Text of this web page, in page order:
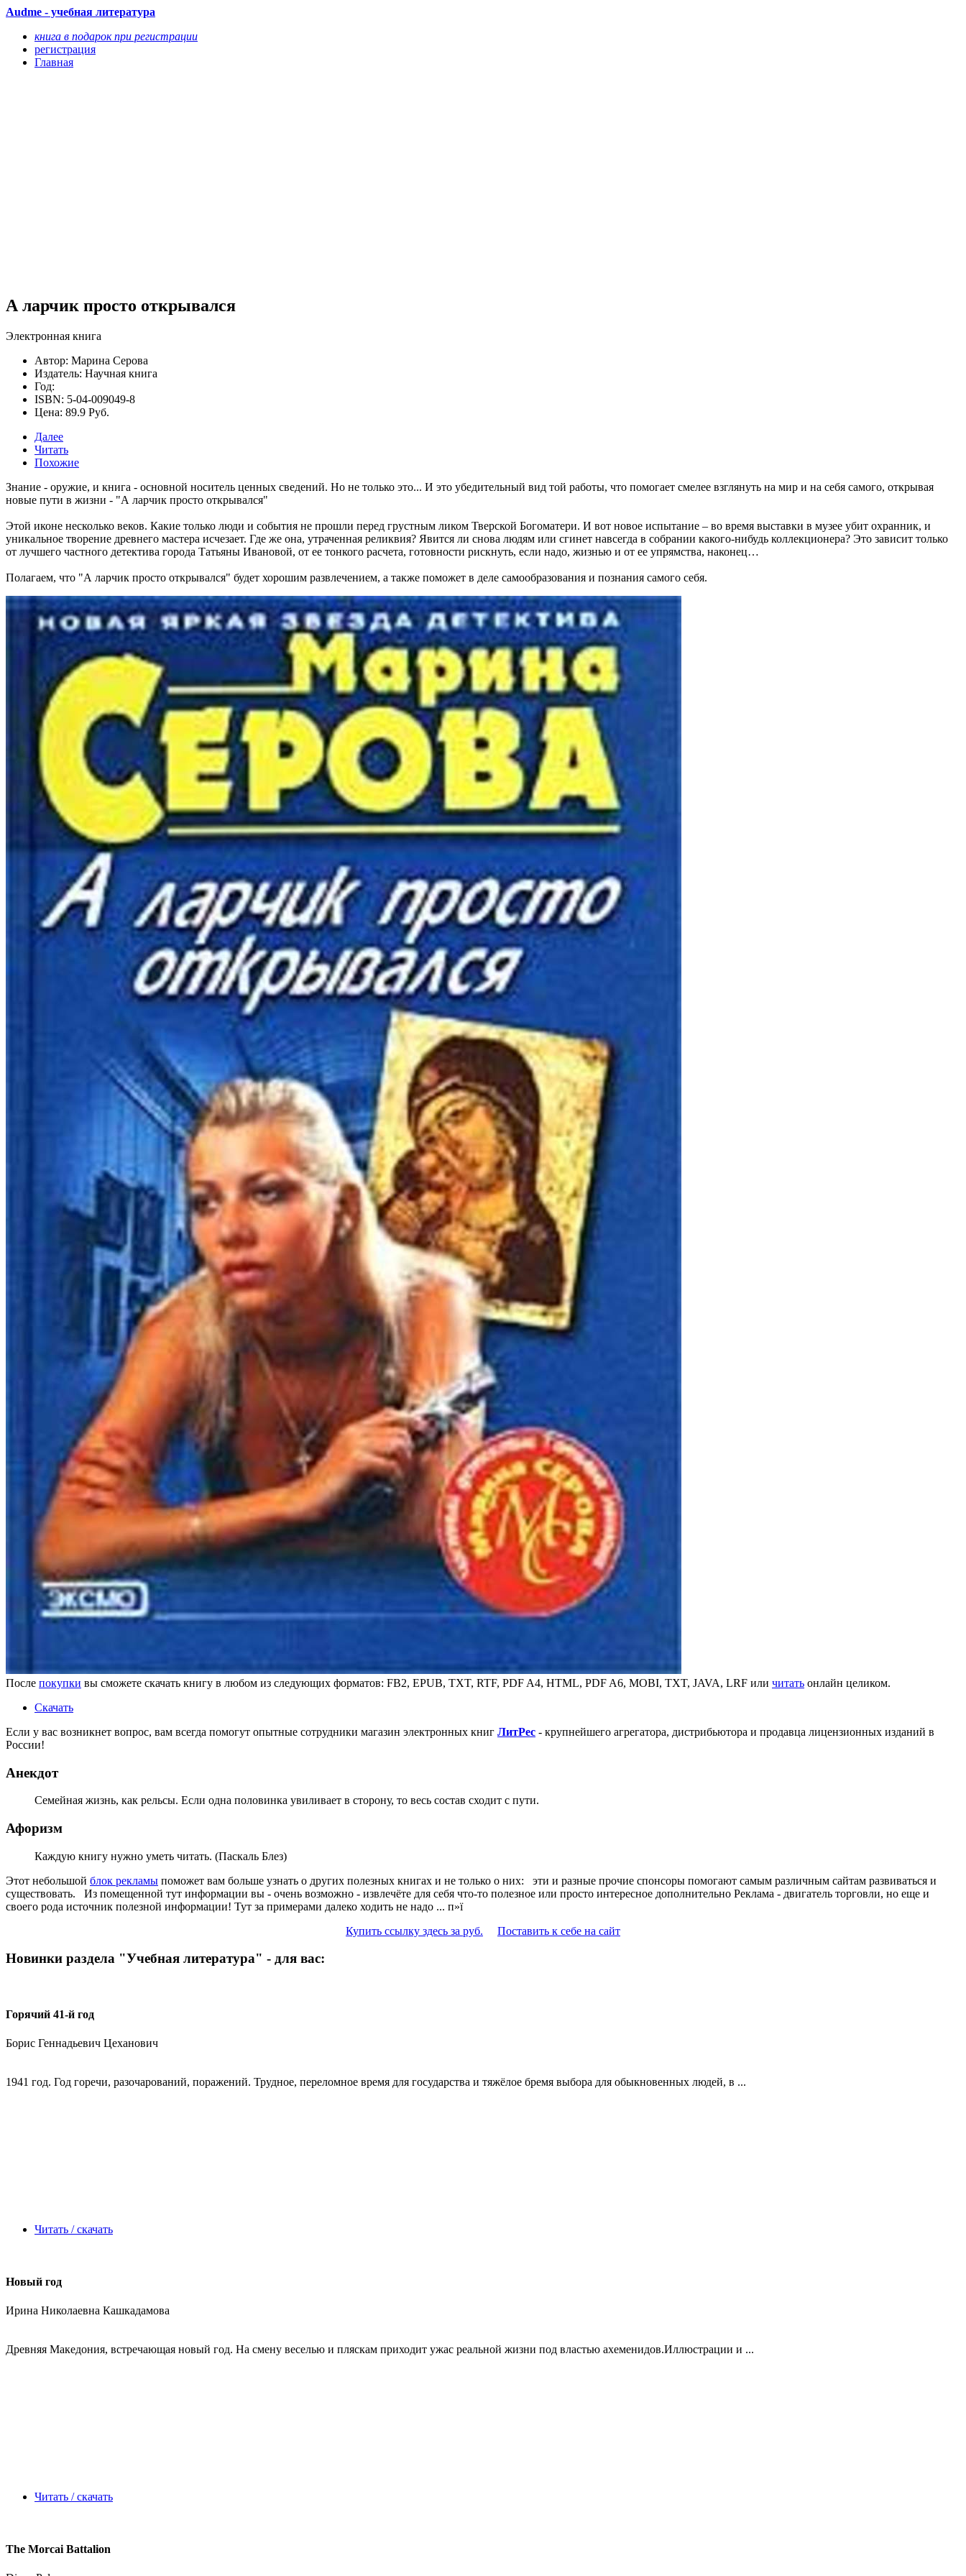
Audme - учебная литература
книга в подарок при регистрации
регистрация
Главная
А ларчик просто открывался
Электронная книга
Автор: Марина Серова
Издатель: Научная книга
Год:
ISBN: 5-04-009049-8
Цена: 89.9 Руб.
Далее
Читать
Похожие
Знание - оружие, и книга - основной носитель ценных сведений. Но не только это... И это убедительный вид той работы, что помогает смелее взглянуть на мир и на себя самого, открывая
новые пути в жизни - "А ларчик просто открывался"
Этой иконе несколько веков. Какие только люди и события не прошли перед грустным ликом Тверской Богоматери. И вот новое испытание – во время выставки в музее убит охранник, и
уникальное творение древнего мастера исчезает. Где же она, утраченная реликвия? Явится ли снова людям или сгинет навсегда в собрании какого-нибудь коллекционера? Это зависит только
от лучшего частного детектива города Татьяны Ивановой, от ее тонкого расчета, готовности рискнуть, если надо, жизнью и от ее упрямства, наконец…
Полагаем, что "А ларчик просто открывался" будет хорошим развлечением, а также поможет в деле самообразования и познания самого себя.
После покупки вы сможете скачать книгу в любом из следующих форматов: FB2, EPUB, TXT, RTF, PDF A4, HTML, PDF A6, MOBI, TXT, JAVA, LRF или читать онлайн целиком.
Скачать
Если у вас возникнет вопрос, вам всегда помогут опытные сотрудники магазин электронных книг ЛитPec - крупнейшего агрегатора, дистрибьютора и продавца лицензионных изданий в
России!
Анекдот
Семейная жизнь, как рельсы. Если одна половинка увиливает в сторону, то весь состав сходит с пути.
Афоризм
Каждую книгу нужно уметь читать. (Паскаль Блез)
Этот небольшой блок рекламы поможет вам больше узнать о других полезных книгах и не только о них:
эти и разные прочие спонсоры помогают самым различным сайтам развиваться и
существовать. Из помещенной тут информации вы - очень возможно - извлечёте для себя что-то полезное или просто интересное дополнительно Реклама - двигатель торговли, но еще и
своего рода источник полезной информации! Тут за примерами далеко ходить не надо ... п»ї
Купить ссылку здесь за руб. Поставить к себе на сайт
Новинки раздела "Учебная литература" - для вас:
Горячий 41-й год
Борис Геннадьевич Цеханович
1941 год. Год горечи, разочарований, поражений. Трудное, переломное время для государства и тяжёлое бремя выбора для обыкновенных людей, в ...
Читать / скачать
Новый год
Ирина Николаевна Кашкадамова
Древняя Македония, встречающая новый год. На смену веселью и пляскам приходит ужас реальной жизни под властью ахеменидов.Иллюстрации и ...
Читать / скачать
The Morcai Battalion